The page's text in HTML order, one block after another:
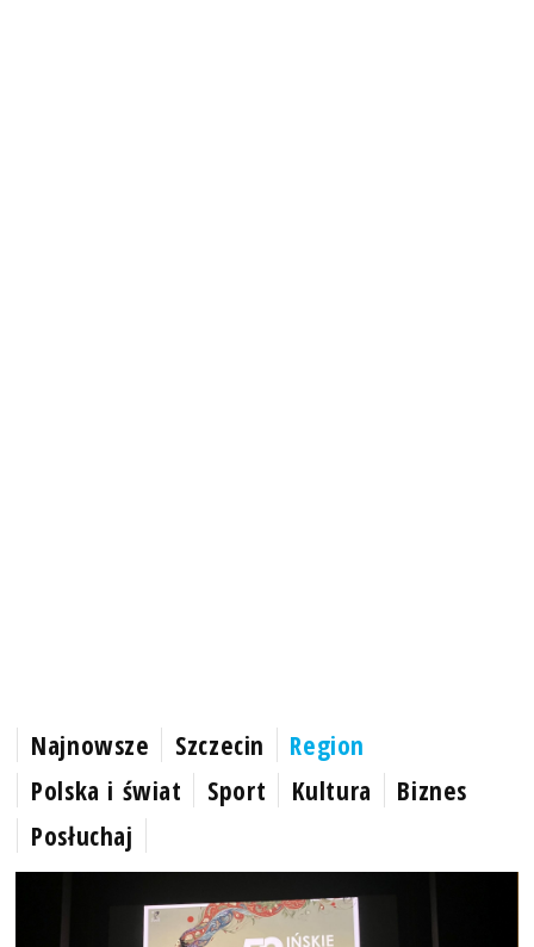
Najnowsze Szczecin
Region
Polska i świat
Sport Kultura
Biznes
Posłuchaj